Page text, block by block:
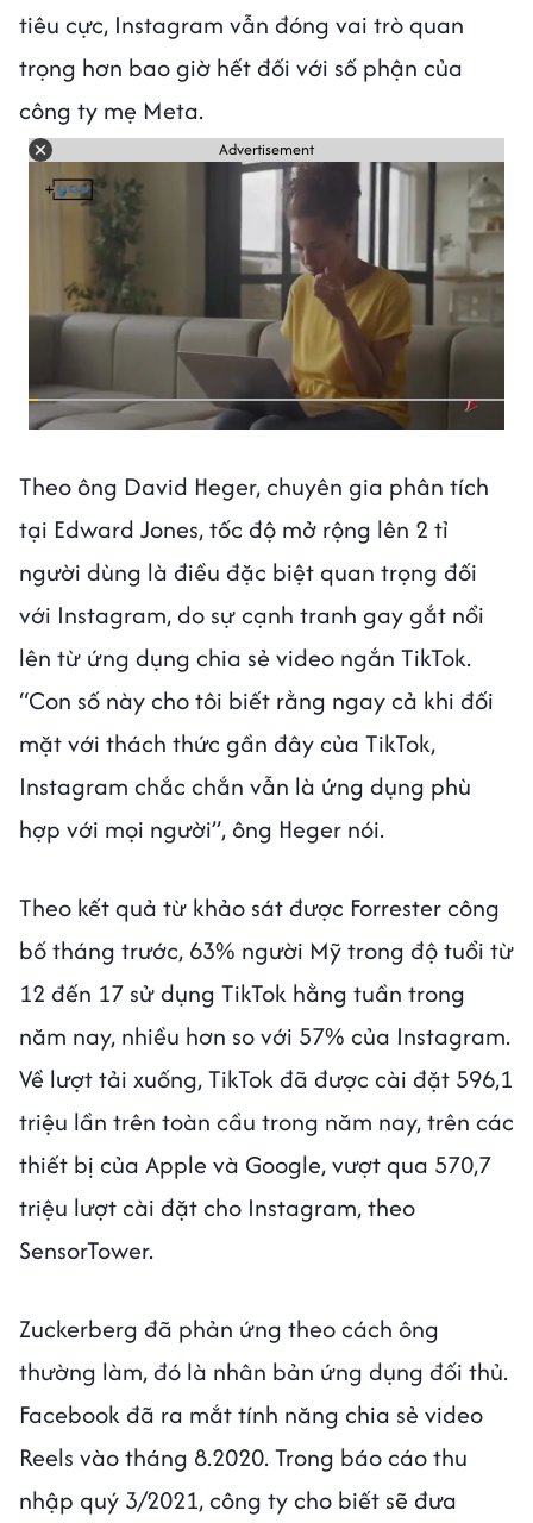
tiêu cực, Instagram vẫn đóng vai trò quan
trọng hơn bao giờ hết đối với số phận của
công ty mẹ Meta.
Advertisement
Theo ông David Heger, chuyên gia phân tích
tại Edward Jones, tốc độ mở rộng lên 2 tỉ
người dùng là điều đặc biệt quan trọng đối
với Instagram, do sự cạnh tranh gay gắt nổi
lên từ ứng dụng chia sẻ video ngắn TikTok.
“Con số này cho tôi biết rằng ngay cả khi đối
mặt với thách thức gần đây của TikTok,
Instagram chắc chắn vẫn là ứng dụng phù
hợp với mọi người”, ông Heger nói.
Theo kết quả từ khảo sát được Forrester công
bố tháng trước, 63% người Mỹ trong độ tuổi từ
12 đến 17 sử dụng TikTok hằng tuần trong
năm nay, nhiều hơn so với 57% của Instagram.
Về lượt tải xuống, TikTok đã được cài đặt 596,1
triệu lần trên toàn cầu trong năm nay, trên các
thiết bị của Apple và Google, vượt qua 570,7
triệu lượt cài đặt cho Instagram, theo
SensorTower.
Zuckerberg đã phản ứng theo cách ông
thường làm, đó là nhân bản ứng dụng đối thủ.
Facebook đã ra mắt tính năng chia sẻ video
Reels vào tháng 8.2020. Trong báo cáo thu
nhập quý 3/2021, công ty cho biết sẽ đưa